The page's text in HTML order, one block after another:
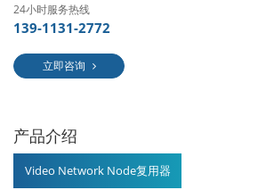
24小时服务热线
139-1131-2772
立即咨询
产品介绍
Video Network Node复用器